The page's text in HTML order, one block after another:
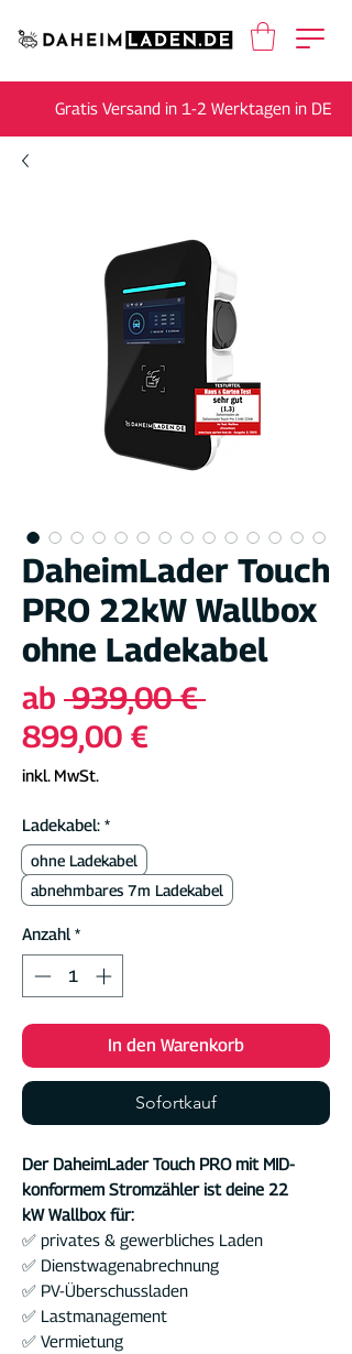
Gratis Versand in 1-2 Werktagen in DE
DaheimLader Touch
PRO 22kW Wallbox
ohne Ladekabel
ab 939,00 €
899,00 €
inkl. MwSt.
Ladekabel: *
ohne Ladekabel
abnehmbares 7m Ladekabel
Anzahl *
In den Warenkorb
Sofortkauf
Der DaheimLader Touch PRO mit MID-
konformem Stromzähler ist deine 22
kW Wallbox für:
✅ privates & gewerbliches Laden
✅ Dienstwagenabrechnung
✅ PV-Überschussladen
✅ Lastmanagement
✅ Vermietung